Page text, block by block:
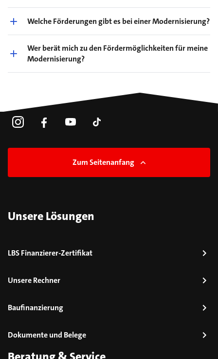
Welche Förderungen gibt es bei einer Modernisierung?
Wer berät mich zu den Fördermöglichkeiten für meine
Modernisierung?
Zum Seitenanfang
Unsere Lösungen
LBS Finanzierer-Zertifikat
Unsere Rechner
Baufinanzierung
Dokumente und Belege